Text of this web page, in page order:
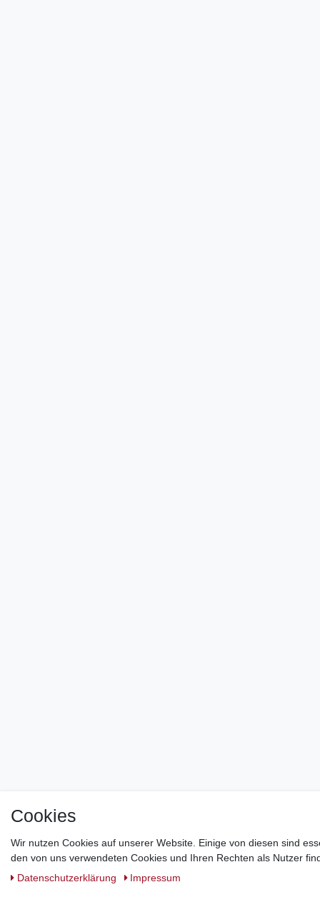
Cookies
Wir nutzen Cookies auf unserer Website. Einige von diesen sind
den von uns verwendeten Cookies und Ihren Rechten als Nutzer
Daten­schutz­erklärung
Impressum